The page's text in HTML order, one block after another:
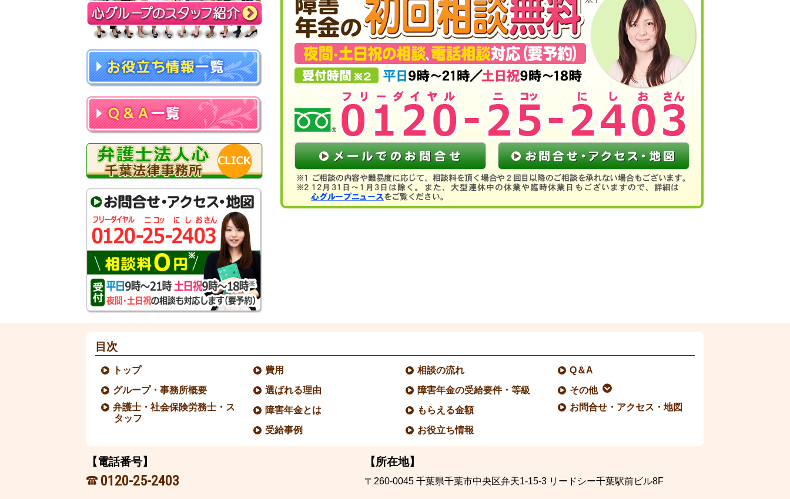
目次
トップ
グループ・事務所概要
弁護士・社会保険労務士・ス
タッフ
費用
選ばれる理由
障害年金とは
受給事例
相談の流れ
障害年金の受給要件・等級
もらえる金額
お役立ち情報
Q＆A
その他
お問合せ・アクセス・地図
【電話番号】
0120-25-2403
【所在地】
〒260-0045千葉県千葉市中央区弁天1-15-3 リードシー千葉駅前ビル8F